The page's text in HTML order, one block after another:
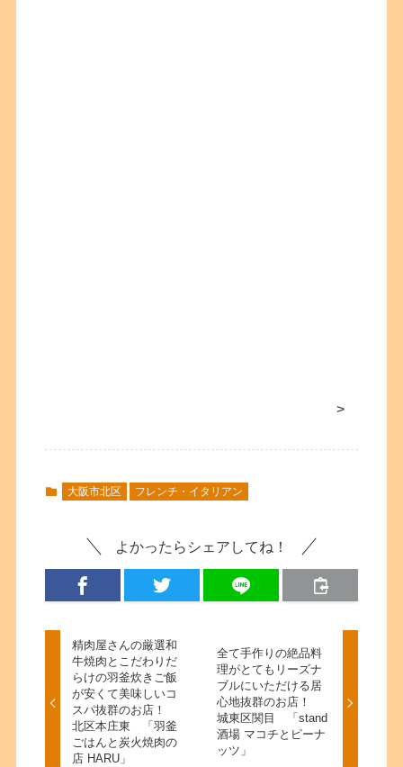
>
大阪市北区 フレンチ・イタリアン
よかったらシェアしてね！
精肉屋さんの厳選和
牛焼肉とこだわりだ
らけの羽釜炊きご飯
が安くて美味しいコ
スパ抜群のお店！
北区本庄東 「羽釜
ごはんと炭火焼肉の
店 HARU」
全て手作りの絶品料
理がとてもリーズナ
ブルにいただける居
心地抜群のお店！
城東区関目 「stand
酒場 マコチとピーナ
ッツ」